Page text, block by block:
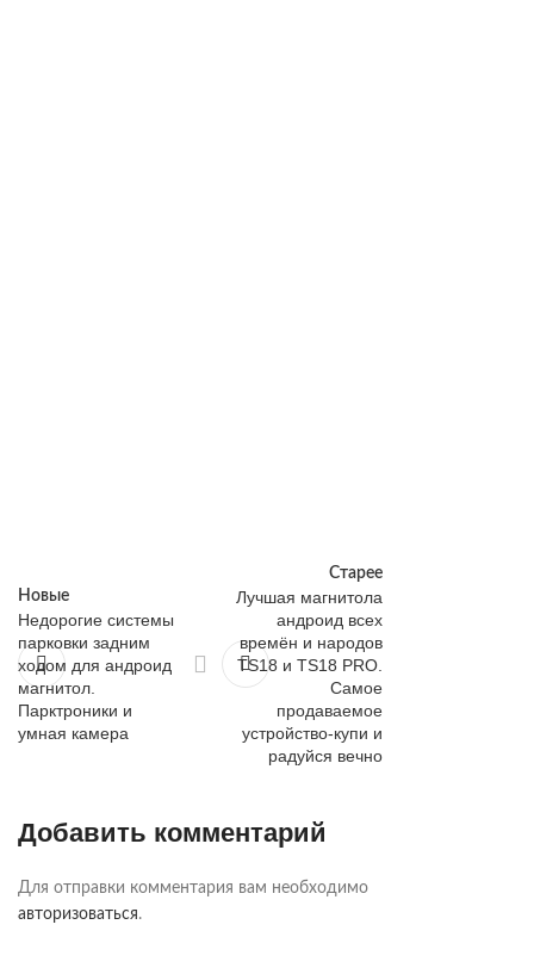
Новые
Недорогие системы
парковки задним
ходом для андроид
магнитол.
Парктроники и
умная камера
Старее
Лучшая магнитола
андроид всех
времён и народов
TS18 и TS18 PRO.
Самое
продаваемое
устройство-купи и
радуйся вечно
Добавить комментарий
Для отправки комментария вам необходимо
авторизоваться.